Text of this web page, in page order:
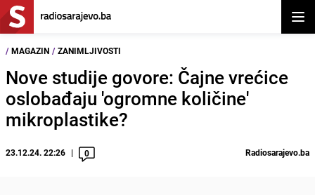
/ MAGAZIN / ZANIMLJIVOSTI
Nove studije govore: Čajne vrećice
oslobađaju 'ogromne količine'
mikroplastike?
23.12.24. 22:26 0 Radiosarajevo.ba